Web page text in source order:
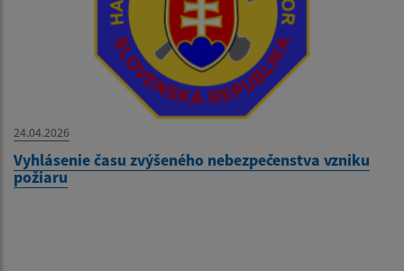
24.04.2026
Vyhlásenie času zvýšeného nebezpečenstva vzniku
požiaru